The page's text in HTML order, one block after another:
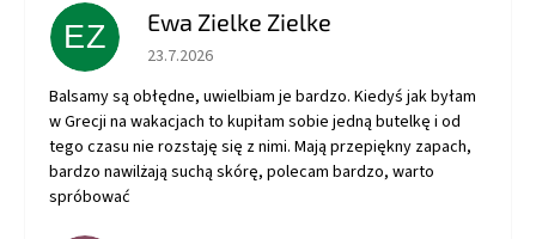
EZ Ewa Zielke Zielke
Hodnotenie obchodu je 5 z 5 hviezdičiek.
23.7.2026
Balsamy są obłędne, uwielbiam je bardzo. Kiedyś jak byłam
w Grecji na wakacjach to kupiłam sobie jedną butelkę i od
tego czasu nie rozstaję się z nimi. Mają przepiękny zapach,
bardzo nawilżają suchą skórę, polecam bardzo, warto
spróbować